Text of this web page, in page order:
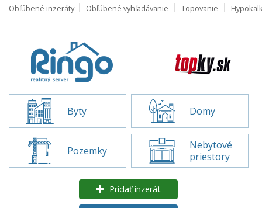
Obľúbené inzeráty Obľúbené vyhľadávanie Topovanie
Byty Domy
Pozemky
Nebytové
priestory
Pridať inzerát